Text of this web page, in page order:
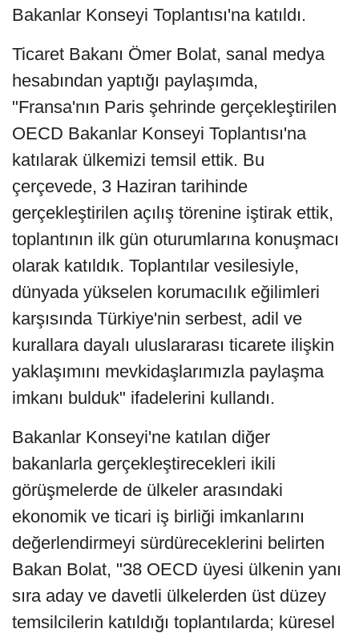
Bakanlar Konseyi Toplantısı'na katıldı.
Ticaret Bakanı Ömer Bolat, sanal medya
hesabından yaptığı paylaşımda,
"Fransa'nın Paris şehrinde gerçekleştirilen
OECD Bakanlar Konseyi Toplantısı'na
katılarak ülkemizi temsil ettik. Bu
çerçevede, 3 Haziran tarihinde
gerçekleştirilen açılış törenine iştirak ettik,
toplantının ilk gün oturumlarına konuşmacı
olarak katıldık. Toplantılar vesilesiyle,
dünyada yükselen korumacılık eğilimleri
karşısında Türkiye'nin serbest, adil ve
kurallara dayalı uluslararası ticarete ilişkin
yaklaşımını mevkidaşlarımızla paylaşma
imkanı bulduk" ifadelerini kullandı.
Bakanlar Konseyi'ne katılan diğer
bakanlarla gerçekleştirecekleri ikili
görüşmelerde de ülkeler arasındaki
ekonomik ve ticari iş birliği imkanlarını
değerlendirmeyi sürdüreceklerini belirten
Bakan Bolat, "38 OECD üyesi ülkenin yanı
sıra aday ve davetli ülkelerden üst düzey
temsilcilerin katıldığı toplantılarda; küresel